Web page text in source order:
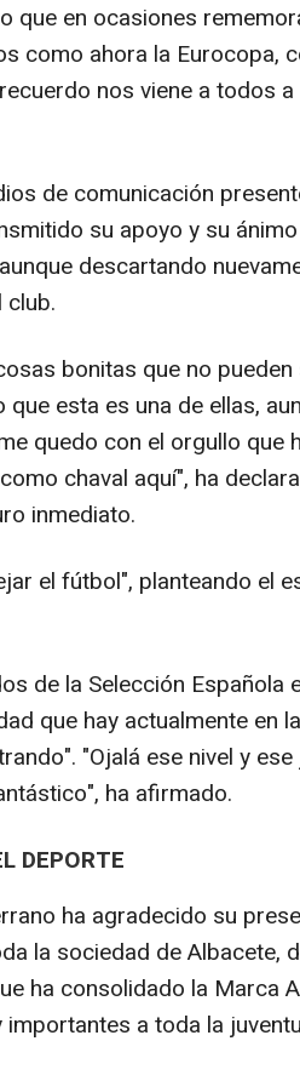
que en ocasiones
como ahora la Eurocopa,
nos viene a todos a
de comunicación
su apoyo y su
descartando
club.
bonitas que no
esta es una de ellas,
quedo con el orgullo que
chaval aquí", ha
inmediato.
el fútbol", planteando el
de la Selección Española
que hay actualmente en
"Ojalá ese nivel y
ha afirmado.
DEPORTE
ha agradecido su
la sociedad de Albacete,
ha consolidado la Marca
a toda la